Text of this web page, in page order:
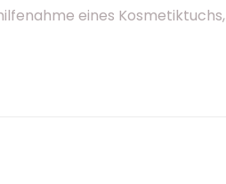
eines Kosmetiktuchs,